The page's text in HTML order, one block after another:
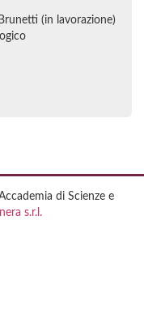
(in lavorazione)
di Scienze e
Inera s.r.l.